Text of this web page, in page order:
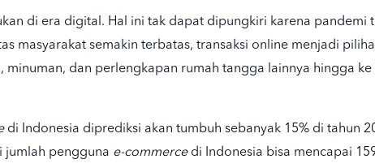
di era digital. Hal ini tak dapat dipungkiri karena
masyarakat semakin terbatas, transaksi online menjadi
dan perlengkapan rumah tangga lainnya hingga
di Indonesia diprediksi akan tumbuh sebanyak 15% di tahun
jumlah pengguna e-commercedi Indonesia bisa mencapai